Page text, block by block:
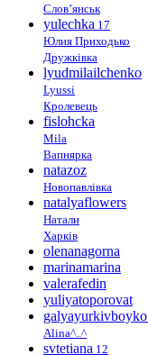
Слов’янськ
yulechka 17
Юлия Приходько
Дружківка
lyudmilailchenko
Lyussi
Кролевець
fislohcka
Mila
Вапнярка
natazoz
Новопавлівка
natalyaflowers
Натали
Харків
olenanagorna
marinamarina
valerafedin
yuliyatoporovat
galyayurkivboyko
Alina^..^
svtetiana 12